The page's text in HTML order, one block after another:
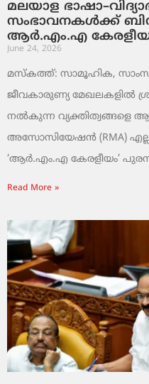
മലയാള
സംഭാവനകൾക്ക്
ആർ.എം.എ
June 24, 2026
മസ്കത്ത്: സാമൂഹിക,
ജീവകാരുണ്യ മേഖലകളിൽ
നൽകുന്ന വ്യക്തിത്വങ്ങളെ
അസോസിയേഷൻ (RMA)
‘ആർ.എം.എ കേരളീയം’
Read More »